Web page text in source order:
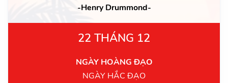
-Henry Drummond-
22 THÁNG 12
NGÀY HOÀNG ĐẠO
NGÀY HẮC ĐẠO